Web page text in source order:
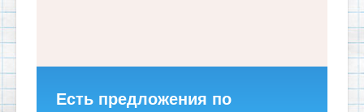
Есть предложения по